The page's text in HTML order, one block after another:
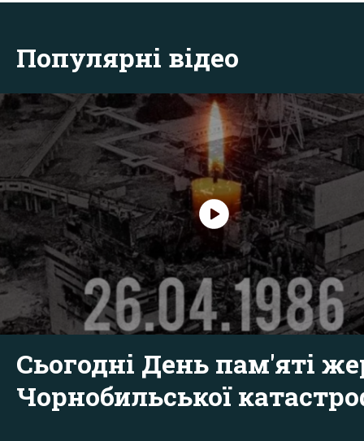
Популярні відео
Сьогодні День пам'яті
Чорнобильської